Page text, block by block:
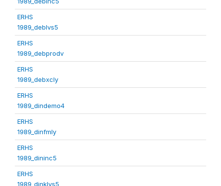
ERHS
1989_deblvs5
ERHS
1989_debprodv
ERHS
1989_debxcly
ERHS
1989_dindemo4
ERHS
1989_dinfmly
ERHS
1989_dininc5
ERHS
1989_dinklvs5